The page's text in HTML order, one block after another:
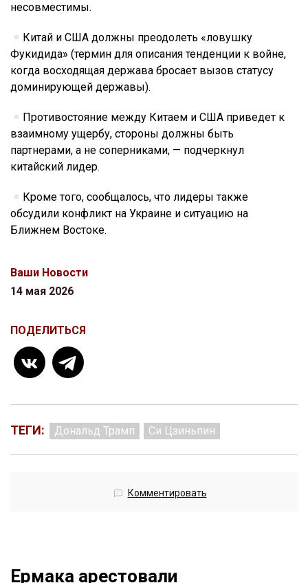
несовместимы.
Китай и США должны преодолеть «ловушку
Фукидида» (термин для описания тенденции к войне,
когда восходящая держава бросает вызов статусу
доминирующей державы).
Противостояние между Китаем и США приведет к
взаимному ущербу, стороны должны быть
партнерами, а не соперниками, — подчеркнул
китайский лидер.
Кроме того, сообщалось, что лидеры также
обсудили конфликт на Украине и ситуацию на
Ближнем Востоке.
Ваши Новости
14 мая 2026
ПОДЕЛИТЬСЯ
ТЕГИ: Дональд Трамп Си Цзиньпин
Комментировать
Ермака арестовали